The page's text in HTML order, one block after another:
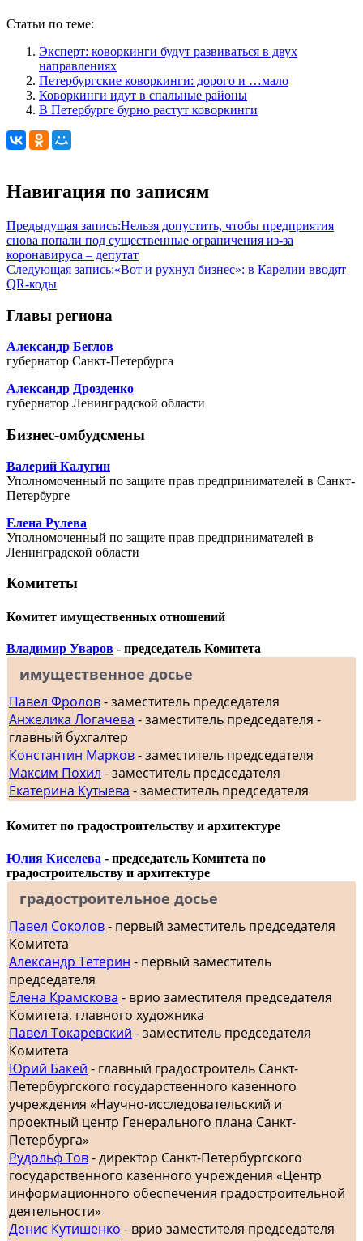
Статьи по теме:
Эксперт: коворкинги будут развиваться в двух
направлениях
Петербургские коворкинги: дорого и …мало
Коворкинги идут в спальные районы
В Петербурге бурно растут коворкинги
Навигация по записям
Предыдущая запись:Нельзя допустить, чтобы предприятия
снова попали под существенные ограничения из-за
коронавируса – депутат
Следующая запись:«Вот и рухнул бизнес»: в Карелии вводят
QR-коды
Главы региона
Александр Беглов
губернатор Санкт-Петербурга
Александр Дрозденко
губернатор Ленинградской области
Бизнес-омбудсмены
Валерий Калугин
Уполномоченный по защите прав предпринимателей в Санкт-
Петербурге
Елена Рулева
Уполномоченный по защите прав предпринимателей в
Ленинградской области
Комитеты
Комитет имущественных отношений
Владимир Уваров - председатель Комитета
имущественное досье
Павел Фролов- заместитель председателя
Анжелика Логачева - заместитель председателя -
главный бухгалтер
Константин Марков- заместитель председателя
Максим Похил - заместитель председателя
Екатерина Кутыева - заместитель председателя
Комитет по градостроительству и архитектуре
Юлия Киселева - председатель Комитета по
градостроительству и архитектуре
градостроительное досье
Павел Соколов- первый заместитель председателя
Комитета
Александр Тетерин - первый заместитель
председателя
Елена Крамскова - врио заместителя председателя
Комитета, главного художника
Павел Токаревский - заместитель председателя
Комитета
Юрий Бакей - главный градостроитель Санкт-
Петербургского государственного казенного
учреждения «Научно-исследовательский и
проектный центр Генерального плана Санкт-
Петербурга»
Рудольф Тов- директор Санкт-Петербургского
государственного казенного учреждения «Центр
информационного обеспечения градостроительной
деятельности»
Денис Кутишенко - врио заместителя председателя